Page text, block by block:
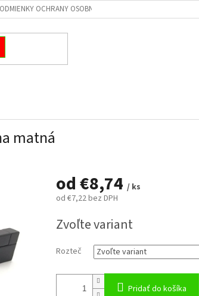
OCHRANY OSOBNÝCH ÚDAJOV
matná
od€8,74 / ks
od €7,22bez DPH
cena:
Zvoľte variant
Rozteč
Pridať do košíka